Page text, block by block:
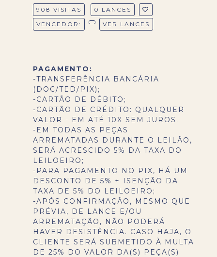
908 VISITAS
0 LANCES
VENCEDOR:
VER LANCES
PAGAMENTO:
-TRANSFERÊNCIA BANCÁRIA
(DOC/TED/PIX);
-CARTÃO DE DÉBITO;
-CARTÃO DE CRÉDITO: QUALQUER
VALOR - EM ATÉ 10X SEM JUROS.
-EM TODAS AS PEÇAS
ARREMATADAS DURANTE O LEILÃO,
SERÁ ACRESCIDO 5% DA TAXA DO
LEILOEIRO;
-PARA PAGAMENTO NO PIX, HÁ UM
DESCONTO DE 5% + ISENÇÃO DA
TAXA DE 5% DO LEILOEIRO;
-APÓS CONFIRMAÇÃO, MESMO QUE
PRÉVIA, DE LANCE E/OU
ARREMATAÇÃO, NÃO PODERÁ
HAVER DESISTÊNCIA. CASO HAJA, O
CLIENTE SERÁ SUBMETIDO À MULTA
DE 25% DO VALOR DA(S) PEÇA(S)